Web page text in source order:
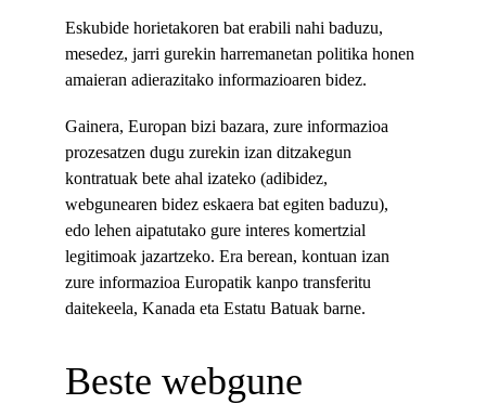
Eskubide horietakoren bat erabili nahi baduzu,
mesedez, jarri gurekin harremanetan politika honen
amaieran adierazitako informazioaren bidez.
Gainera, Europan bizi bazara, zure informazioa
prozesatzen dugu zurekin izan ditzakegun
kontratuak bete ahal izateko (adibidez,
webgunearen bidez eskaera bat egiten baduzu),
edo lehen aipatutako gure interes komertzial
legitimoak jazartzeko. Era berean, kontuan izan
zure informazioa Europatik kanpo transferitu
daitekeela, Kanada eta Estatu Batuak barne.
Beste webgune